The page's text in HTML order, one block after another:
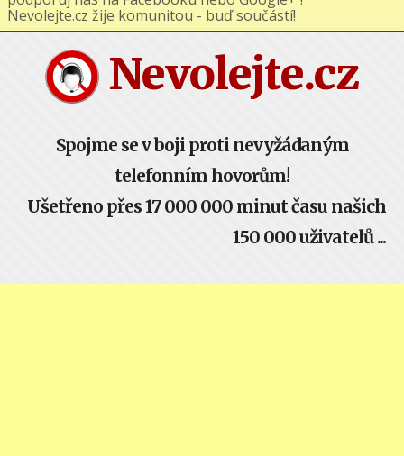
Nevolejte.cz
Spojme se v boji proti nevyžádaným
telefonním hovorům!
Ušetřeno přes 17 000 000 minut času našich
150 000 uživatelů ...
podporuj nás na Facebooku nebo Google+ !
Nevolejte.cz žije komunitou - buď součástí!